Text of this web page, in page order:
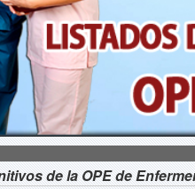
de la OPE de